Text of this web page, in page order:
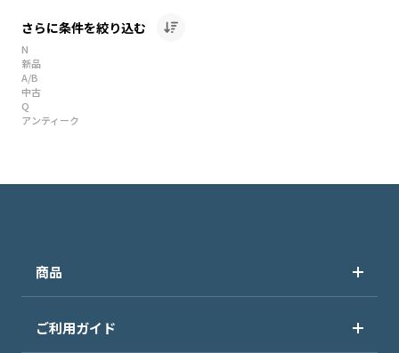
さらに条件を絞り込む
N
新品
A/B
中古
Q
アンティーク
商品
ご利用ガイド